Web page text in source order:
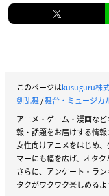
このページはkusuguru株
剣乱舞/舞台・ミュージカ
アニメ・ゲーム・漫画な
報・話題をお届けする情報
女性向けアニメをはじめ
マーにも幅を広げ、オタク
さらに、アンケート・ラ
タクがワクワク楽しめるよ